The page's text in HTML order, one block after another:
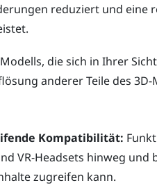
reduziert und eine
die sich in Ihrer
anderer Teile des
Kompatibilität:
VR-Headsets hinweg
zugreifen kann.